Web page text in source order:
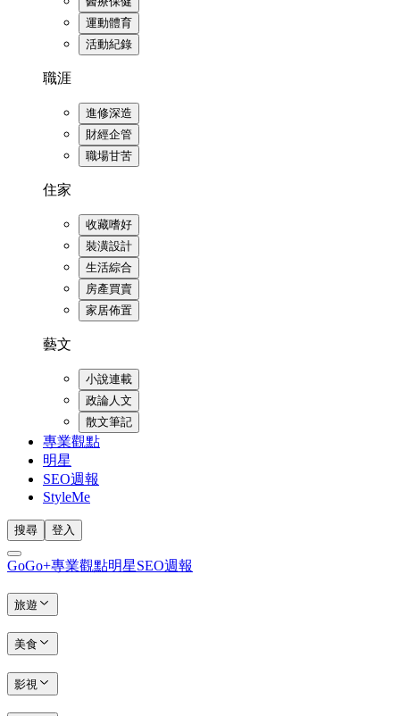
運動體育
活動紀錄
職涯
進修深造
財經企管
職場甘苦
住家
收藏嗜好
裝潢設計
生活綜合
房產買賣
家居佈置
藝文
小說連載
政論人文
散文筆記
專業觀點
明星
SEO週報
StyleMe
搜尋 登入
GoGo+專業觀點明星SEO週報
旅遊
美食
影視